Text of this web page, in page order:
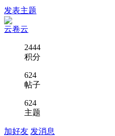
发表主题
云卷云
2444
积分
624
帖子
624
主题
加好友 发消息